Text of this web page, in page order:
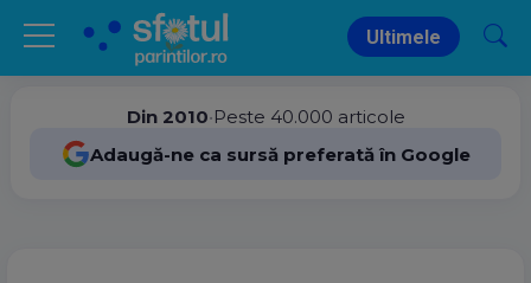
Ultimele
Din 2010•Peste 40.000 articole
Adaugă-ne ca sursă preferată în Google